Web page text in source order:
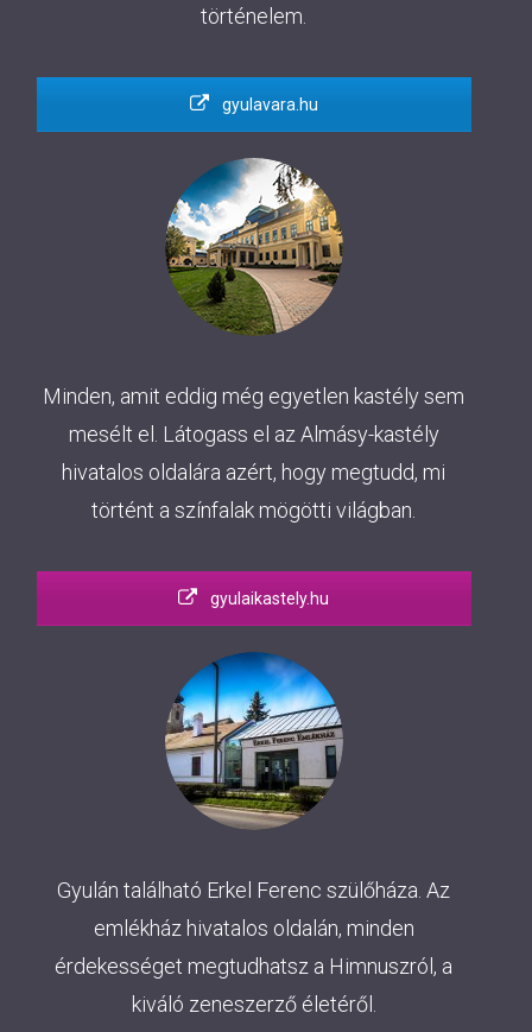
történelem.
gyulavara.hu
Minden, amit eddig még egyetlen kastély sem
mesélt el. Látogass el az Almásy-kastély
hivatalos oldalára azért, hogy megtudd, mi
történt a színfalak mögötti világban.
gyulaikastely.hu
Gyulán található Erkel Ferenc szülőháza. Az
emlékház hivatalos oldalán, minden
érdekességet megtudhatsz a Himnuszról, a
kiváló zeneszerző életéről.